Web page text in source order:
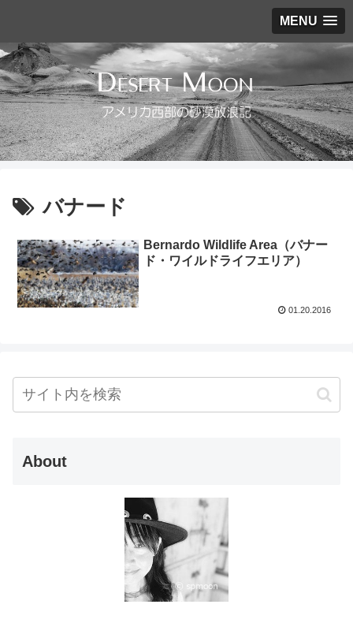
MENU
バナード
Bernardo Wildlife Area（バナー
ド・ワイルドライフエリア）
01.20.2016
About